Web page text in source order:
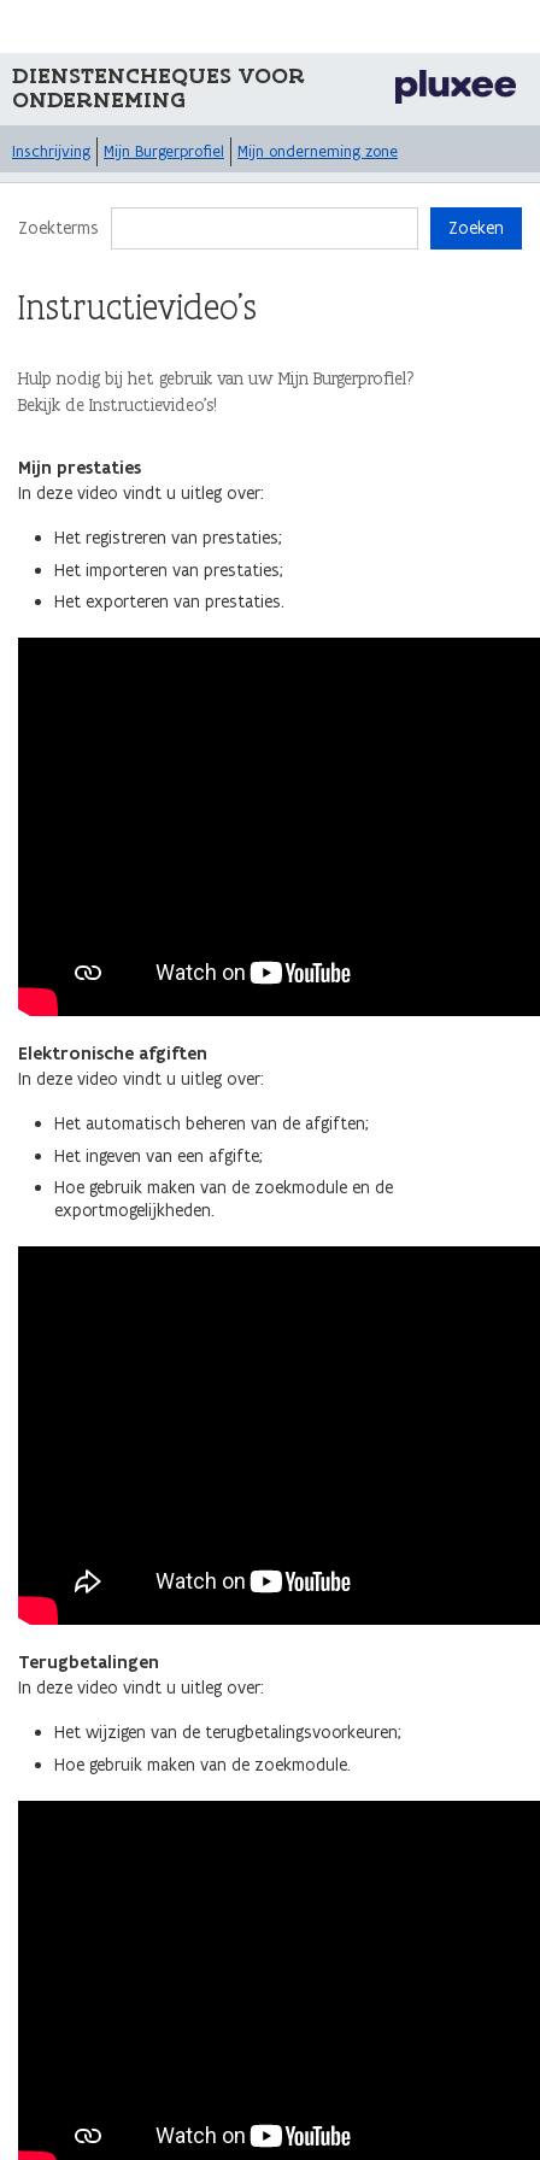
DIENSTENCHEQUES VOOR
ONDERNEMING
Inschrijving Mijn Burgerprofiel Mijn onderneming zone
Zoekterms Zoeken
Instructievideo's
Hulp nodig bij het gebruik van uw Mijn Burgerprofiel?
Bekijk de Instructievideo's!
Mijn prestaties
In deze video vindt u uitleg over:
Het registreren van prestaties;
Het importeren van prestaties;
Het exporteren van prestaties.
Elektronische afgiften
In deze video vindt u uitleg over:
Het automatisch beheren van de afgiften;
Het ingeven van een afgifte;
Hoe gebruik maken van de zoekmodule en de
exportmogelijkheden.
Terugbetalingen
In deze video vindt u uitleg over:
Het wijzigen van de terugbetalingsvoorkeuren;
Hoe gebruik maken van de zoekmodule.